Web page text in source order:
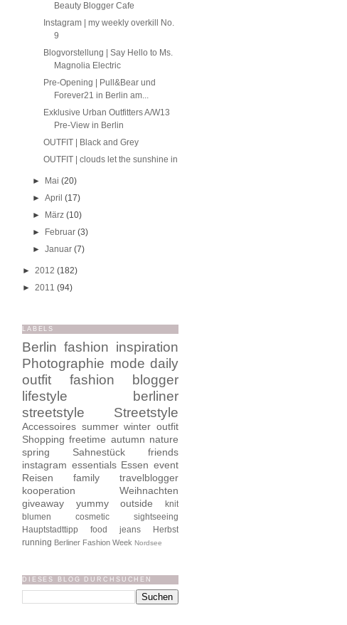
Beauty Blogger Cafe
Instagram | my weekly overkill No.
9
Blogvorstellung | Say Hello to Ms.
Magnolia Electric
Pre-Opening | Pull&Bear und
Forever21 in Berlin am...
Exklusive Urban Outfitters A/W13
Pre-View in Berlin
OUTFIT | Black and Grey
OUTFIT | clouds let the sunshine in
► Mai(20)
►April(17)
►
März(10)
►
Februar(3)
►Januar(7)
► 2012 (182)
► 2011 (94)
LABELS
Berlin fashion inspiration
Photographie mode daily
outfit
fashion blogger
lifestyle
berliner
streetstyle
Streetstyle
Accessoires summer winter outfit
Shopping freetime autumn nature
spring
Sahnestück
friends
instagram essentials Essen event
Reisen
family
travelblogger
kooperation
Weihnachten
giveaway
yummy outside
knit
blumen
cosmetic
sightseeing
Hauptstadttipp
food jeans
Herbst
running Berliner Fashion Week Nordsee
DIESES BLOG DURCHSUCHEN